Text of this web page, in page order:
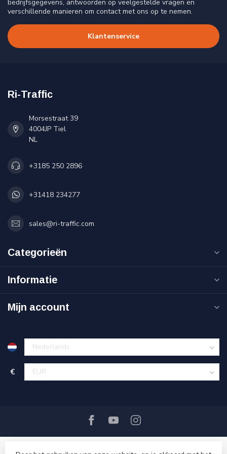
bedrijfsgegevens, antwoorden op veelgestelde vragen en
verschillende manieren om contact met ons op te nemen.
Klantenservice
Ri-Traffic
Morsestraat 39
4004JP Tiel
NL
+3185 250 2896
+31418 234277
sales@ri-traffic.com
Categorieën
Informatie
Mijn account
€